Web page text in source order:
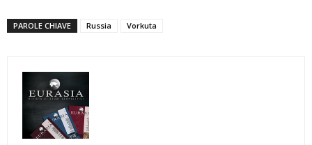
PAROLE CHIAVE Russia Vorkuta